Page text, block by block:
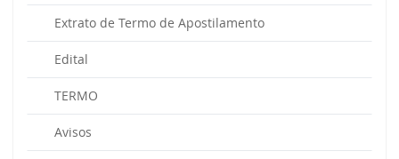
Extrato de Termo de Apostilamento
Edital
TERMO
Avisos